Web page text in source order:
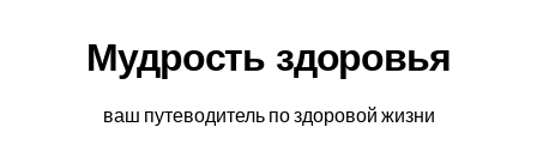
содержаниюМудрость здоровья
ваш путеводитель по здоровой жизни